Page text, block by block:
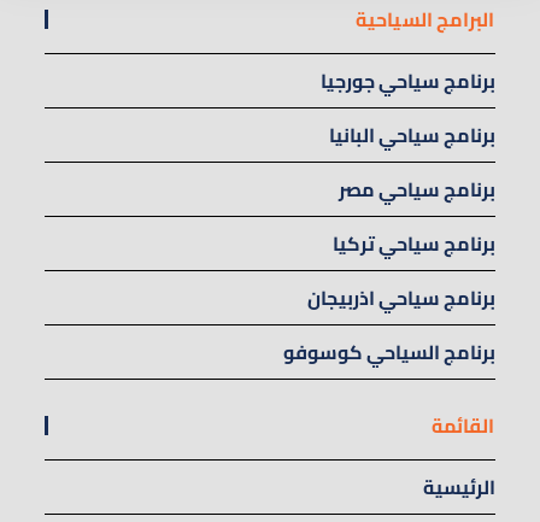
البرامج السياحية
برنامج سياحي جورجيا
برنامج سياحي البانيا
برنامج سياحي مصر
برنامج سياحي تركيا
برنامج سياحي اذربيجان
برنامج السياحي كوسوفو
القائمة
الرئيسية